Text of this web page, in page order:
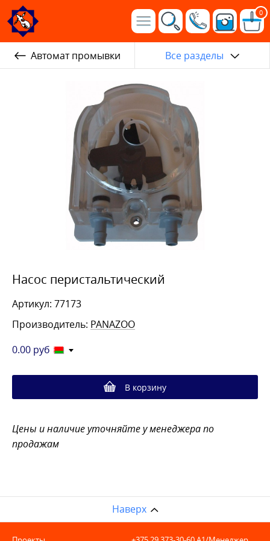
0
Автомат промывки Все разделы
Насос перистальтический
Артикул: 77173
Производитель: PANAZOO
0.00 руб
В корзину
Цены и наличие уточняйте у менеджера по
продажам
Наверх